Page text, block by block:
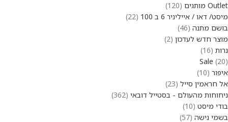
Outlet מותגים
120
מיסט/ דאו / אייליניר 6 ב 100
22
בושם מתנה 46
מוצר חדש לעדכון 2
נרות 16
Sale 20
איפור 10
אל חראמין סייל 23
ניחוחות מהעולם - בסטייל דובאי 362
בודי מיסט 10
בשמי נישה 57